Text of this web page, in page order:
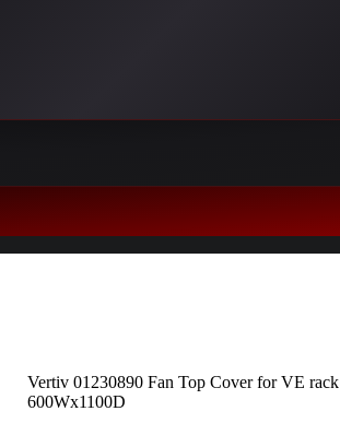
Vertiv 01230890 Fan Top Cover for VE rack
600Wx1100D